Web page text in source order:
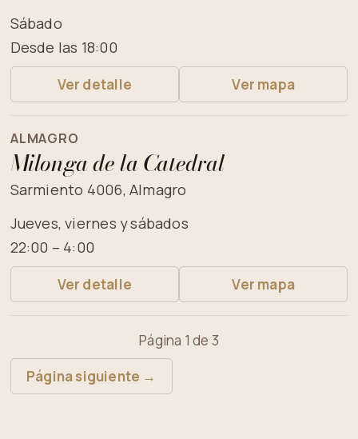
Sábado
Desde las 18:00
Ver detalle Ver mapa
ALMAGRO
Milonga de la Catedral
Sarmiento 4006, Almagro
Jueves, viernes y sábados
22:00 – 4:00
Ver detalle Ver mapa
Página 1 de 3
Página siguiente →